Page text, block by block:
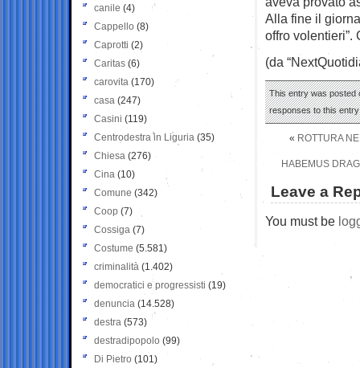
Alla fine il
offro volentieri”.
(da
This entry was posted
responses to this
« ROTTURA
HABEMUS
Leave a
You must be
canile (4)
Cappello (8)
Caprotti (2)
Caritas (6)
carovita (170)
casa (247)
Casini (119)
Centrodestra in Liguria (35)
Chiesa (276)
Cina (10)
Comune (342)
Coop (7)
Cossiga (7)
Costume (5.581)
criminalità (1.402)
democratici e progressisti (19)
denuncia (14.528)
destra (573)
destradipopolo (99)
Di Pietro (101)